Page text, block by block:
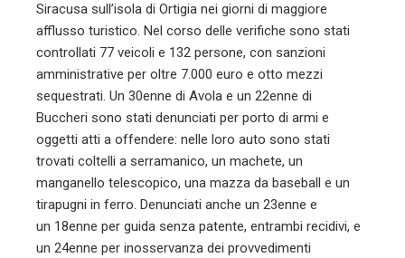
Siracusa sull’isola di Ortigia nei giorni di maggiore
afflusso turistico. Nel corso delle verifiche sono stati
controllati 77 veicoli e 132 persone, con sanzioni
amministrative per oltre 7.000 euro e otto mezzi
sequestrati. Un 30enne di Avola e un 22enne di
Buccheri sono stati denunciati per porto di armi e
oggetti atti a offendere: nelle loro auto sono stati
trovati coltelli a serramanico, un machete, un
manganello telescopico, una mazza da baseball e un
tirapugni in ferro. Denunciati anche un 23enne e
un 18enne per guida senza patente, entrambi recidivi, e
un 24enne per inosservanza dei provvedimenti